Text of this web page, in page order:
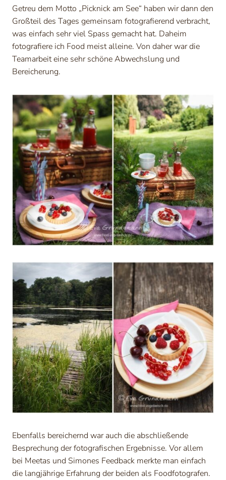
Getreu dem Motto „Picknick am See“ haben wir dann den
Großteil des Tages gemeinsam fotografierend verbracht,
was einfach sehr viel Spass gemacht hat. Daheim
fotografiere ich Food meist alleine. Von daher war die
Teamarbeit eine sehr schöne Abwechslung und
Bereicherung.
Ebenfalls bereichernd war auch die abschließende
Besprechung der fotografischen Ergebnisse. Vor allem
bei Meetas und Simones Feedback merkte man einfach
die langjährige Erfahrung der beiden als Foodfotografen.